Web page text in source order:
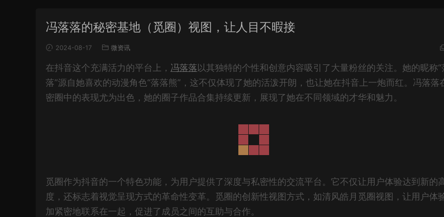
冯落落的秘密基地（觅圈）视图，让人目不暇接
2024-08-17 微资讯
在抖音这个充满活力的平台上， 冯落落以其独特的个性和创意内容吸引了大量粉丝的关注。她的昵称“
落”源自她喜欢的动漫角色“落落熊”，这不仅体现了她的活泼开朗，也让她在抖音上一炮而红。冯落落
密圈中的表现尤为出色，她的圈子作品合集持续更新，展现了她在不同领域的才华和魅力。
觅圈作为抖音的一个特色功能，为用户提供了深度与私密性的交流平台。它不仅让用户体验达到新的
度，还标志着视觉呈现方式的革命性变革。觅圈的创新性视图方式，如清风皓月觅圈视图，让用户体
加紧密地联系在一起，促进了成员之间的互助与合作。